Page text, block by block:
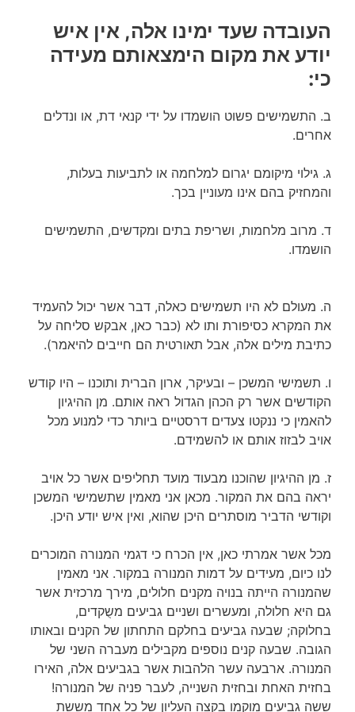
העובדה שעד ימינו אלה, אין איש
יודע את מקום הימצאותם מעידה
כי:
ב. התשמישים פשוט הושמדו על ידי קנאי דת, או ונדלים
אחרים.
ג. גילוי מיקומם יגרום למלחמה או לתביעות בעלות,
והמחזיק בהם אינו מעוניין בכך.
ד. מרוב מלחמות, ושריפת בתים ומקדשים, התשמישים
הושמדו.
ה. מעולם לא היו תשמישים כאלה, דבר אשר יכול להעמיד
את המקרא כסיפורת ותו לא (כבר כאן, אבקש סליחה על
כתיבת מילים אלה, אבל תאורטית הם חייבים להיאמר).
ו. תשמישי המשכן – ובעיקר, ארון הברית ותוכנו – היו קודש
הקודשים אשר רק הכהן הגדול ראה אותם. מן ההיגיון
להאמין כי ננקטו צעדים דרסטיים ביותר כדי למנוע מכל
אויב לבזוז אותם או להשמידם.
ז. מן ההיגיון שהוכנו מבעוד מועד תחליפים אשר כל אויב
יראה בהם את המקור. מכאן אני מאמין שתשמישי המשכן
וקודשי הדביר מוסתרים היכן שהוא, ואין איש יודע היכן.
מכל אשר אמרתי כאן, אין הכרח כי דגמי המנורה המוכרים
לנו כיום, מעידים על דמות המנורה במקור. אני מאמין
שהמנורה הייתה בנויה מקנים חלולים, מירך מרכזית אשר
גם היא חלולה, ומעשרים ושניים גביעים משֻקדים,
בחלוקה; שבעה גביעים בחלקם התחתון של הקנים ובאותו
הגובה. שבעה קנים נוספים מקבילים מעברה השני של
המנורה. ארבעה עשר הלהבות אשר בגביעים אלה, האירו
בחזית האחת ובחזית השנייה, לעבר פניה של המנורה!
ששה גביעים מוקמו בקצה העליון של כל אחד מששת